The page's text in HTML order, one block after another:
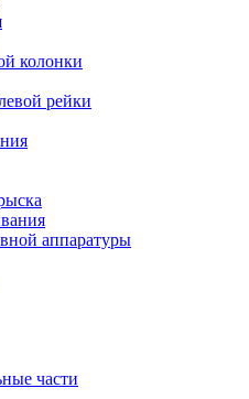
колонки
рейки
аппаратуры
части